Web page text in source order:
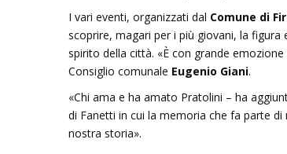
I vari eventi, organizzati dal Comune di
scoprire, magari per i più giovani, la
spirito della città. «È con grande
Consiglio comunale Eugenio Giani.
«Chi ama e ha amato Pratolini – ha
di Fanetti in cui la memoria che fa parte
nostra storia».